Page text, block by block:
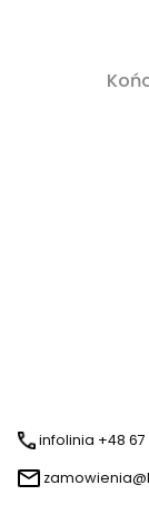
infolinia +48 67